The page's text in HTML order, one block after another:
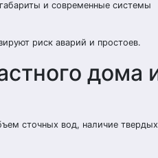
и современные системы
риск аварий и простоев.
дома
сточных вод, наличие твердых